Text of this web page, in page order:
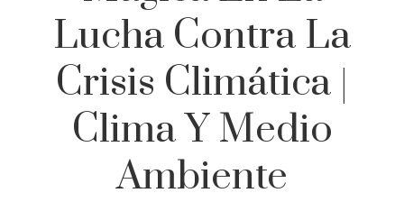
Lucha Contra La
Crisis Climática |
Clima Y Medio
Ambiente